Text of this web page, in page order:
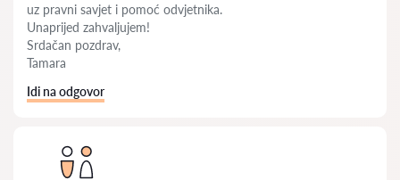
uz pravni savjet i pomoć odvjetnika.
Unaprijed zahvaljujem!
Srdačan pozdrav,
Tamara
Idi na odgovor